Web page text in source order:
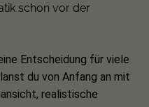
gängige
der Energieflüsse.
ausgelegt und bleibt mit
schon vor der
Entscheidung für viele
du von Anfang an mit
realistische